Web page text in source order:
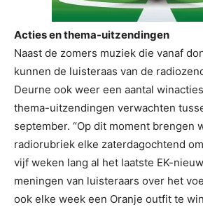
Acties en thema-uitzendingen
Naast de zomers muziek die vanaf
kunnen de luisteraas van de
Deurne ook weer een aantal
thema-uitzendingen verwachten
september. “Op dit moment brengen
radiorubriek elke zaterdagochtend
vijf weken lang al het laatste EK-
meningen van luisteraars over het
ook elke week een Oranje outfit te